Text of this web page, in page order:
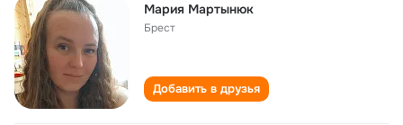
Мария Мартынюк
Брест
Добавить в друзья